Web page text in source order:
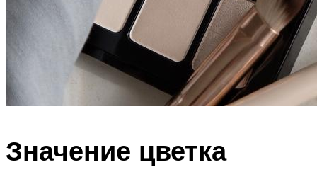
Значение цветка